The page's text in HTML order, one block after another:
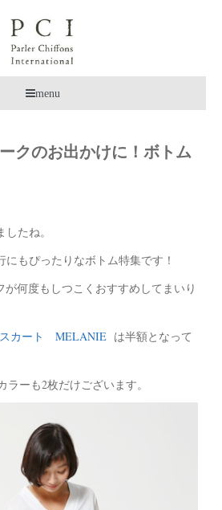
menu
クのお出かけに！ボトム
たね。
もぴったりなボトム特集です！
が何度もしつこくおすすめしてまいり
スカート MELANIE は半額となって
ラーも2枚だけございます。